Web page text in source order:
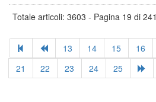
Totale articoli: 3603 - Pagina 19 di 241
13 14 15 16
21
22 23 24 25